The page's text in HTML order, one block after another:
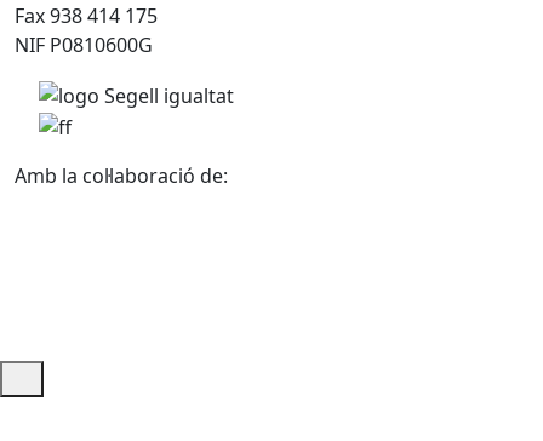
Fax 938 414 175
NIF P0810600G
Amb la col·laboració de: